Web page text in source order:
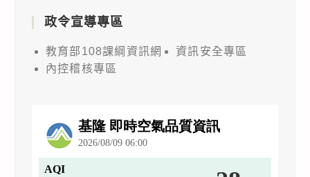
政令宣導專區
教育部108課綱資訊網
資訊安全專區
內控稽核專區